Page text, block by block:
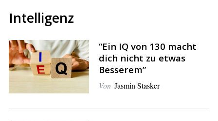
Intelligenz
“Ein IQ von 130 macht
dich nicht zu etwas
Besserem”
Von Jasmin Stasker